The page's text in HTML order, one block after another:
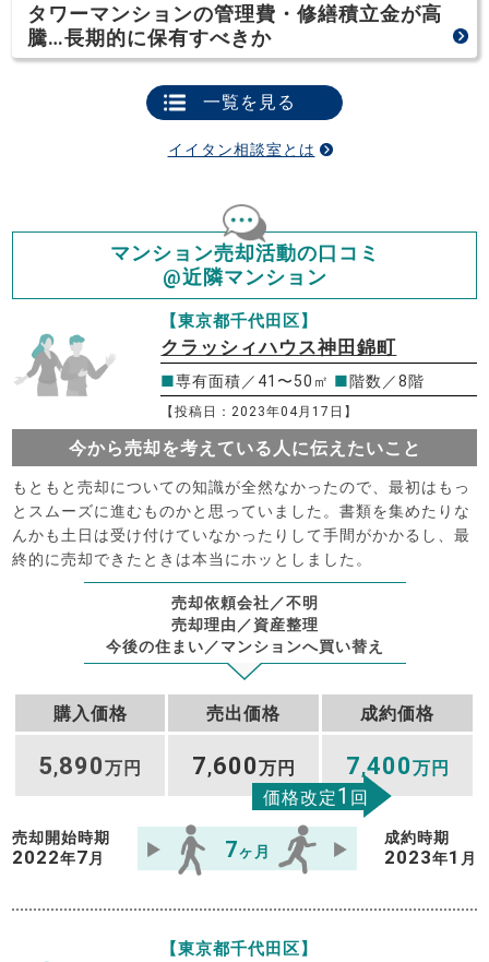
タワーマンションの管理費・修繕積立金が高
騰…長期的に保有すべきか
一覧を見る
イイタン相談室とは
マンション売却活動の口コミ
@近隣マンション
【東京都千代田区】
クラッシィハウス神田錦町
■専有面積／41〜50㎡ ■階数／8階
【投稿日：2023年04月17日】
今から売却を考えている人に伝えたいこと
もともと売却についての知識が全然なかったので、最初はもっ
とスムーズに進むものかと思っていました。書類を集めたりな
んかも土日は受け付けていなかったりして手間がかかるし、最
終的に売却できたときは本当にホッとしました。
売却依頼会社／不明
売却理由／資産整理
今後の住まい／マンションへ買い替え
購入価格 売出価格 成約価格
5,890万円 7,600万円 7,400万円
価格改定1 回
売却開始時期
2022年7 月 7ヶ月
成約時期
2023年1 月
【東京都千代田区】